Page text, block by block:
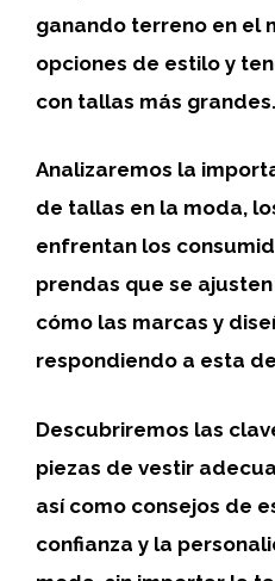
ganando terreno en el
opciones de estilo y
con tallas más grandes.
Analizaremos la
de tallas en la moda,
enfrentan los
prendas que se
cómo las marcas y
respondiendo a esta
Descubriremos las
piezas de vestir
así como consejos de
confianza y la